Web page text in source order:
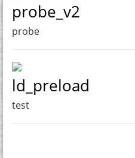
probe_v2
probe
ld_preload
test